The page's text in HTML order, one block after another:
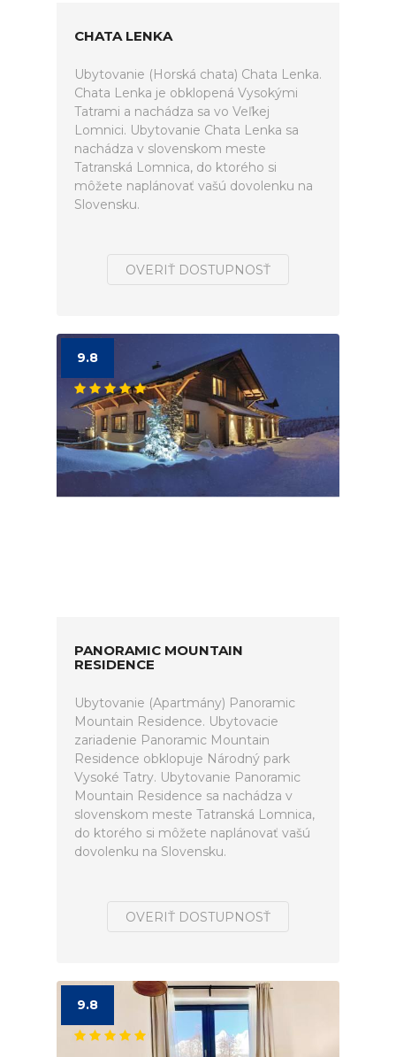
CHATA LENKA
Ubytovanie (Horská chata) Chata Lenka.
Chata Lenka je obklopená Vysokými
Tatrami a nachádza sa vo Veľkej
Lomnici. Ubytovanie Chata Lenka sa
nachádza v slovenskom meste
Tatranská Lomnica, do ktorého si
môžete naplánovať vašú dovolenku na
Slovensku.
OVERIŤ DOSTUPNOSŤ
9.8
PANORAMIC MOUNTAIN
RESIDENCE
Ubytovanie (Apartmány) Panoramic
Mountain Residence. Ubytovacie
zariadenie Panoramic Mountain
Residence obklopuje Národný park
Vysoké Tatry. Ubytovanie Panoramic
Mountain Residence sa nachádza v
slovenskom meste Tatranská Lomnica,
do ktorého si môžete naplánovať vašú
dovolenku na Slovensku.
OVERIŤ DOSTUPNOSŤ
9.8